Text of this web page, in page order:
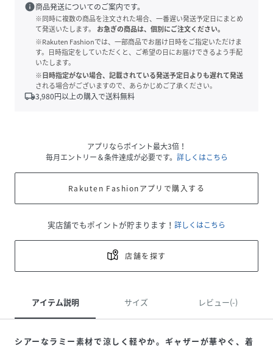
info商品発送についてのご案内です。
※同時に複数の商品を注文された場合、一番遅い発送予定日にまとめ
て発送いたします。
お急ぎの商品は、個別にご注文ください。
※Rakuten Fashionでは、一部商品でお届け日時をご指定いただけま
す。日時指定をしていただくと、ご希望の日にお届けできるよう手配
いたします。
※日時指定がない場合、記載されている発送予定日よりも遅れて発送
される場合がございますので、あらかじめご了承ください。
local_shipping3,980円以上の購入で送料無料
アプリならポイント最大3倍！
毎月エントリー＆条件達成が必要です。 詳しくはこちら
Rakuten Fashionアプリで購入する
実店舗でもポイントが貯まります！ 詳しくはこちら
店舗を探す
アイテム説明 サイズ レビュー(-)
シアーなラミー素材で涼しく軽やか。ギャザーが華やぐ、着